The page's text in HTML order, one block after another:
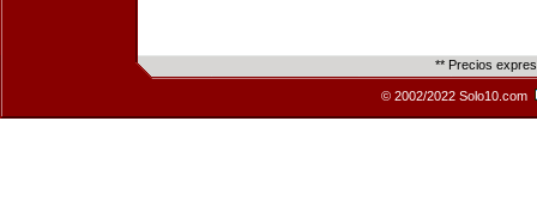
** Precios
© 2002/2022 Solo10.com